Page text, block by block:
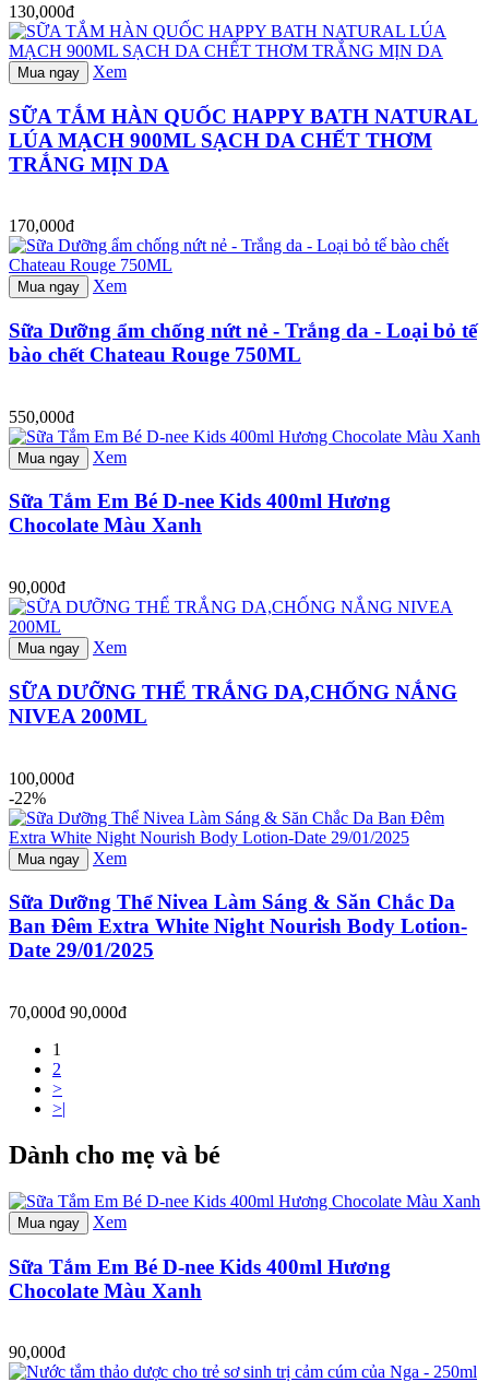
130,000đ
Mua ngay Xem
SỮA TẮM HÀN QUỐC HAPPY BATH NATURAL
LÚA MẠCH 900ML SẠCH DA CHẾT THƠM
TRẮNG MỊN DA
170,000đ
Mua ngay Xem
Sữa Dưỡng ẩm chống nứt nẻ - Trắng da - Loại bỏ tế
bào chết Chateau Rouge 750ML
550,000đ
Mua ngay Xem
Sữa Tắm Em Bé D-nee Kids 400ml Hương
Chocolate Màu Xanh
90,000đ
Mua ngay Xem
SỮA DƯỠNG THỂ TRẮNG DA,CHỐNG NẮNG
NIVEA 200ML
100,000đ
-22%
Mua ngay Xem
Sữa Dưỡng Thể Nivea Làm Sáng & Săn Chắc Da
Ban Đêm Extra White Night Nourish Body Lotion-
Date 29/01/2025
70,000đ 90,000đ
1
2
>
>|
Dành cho mẹ và bé
Mua ngay Xem
Sữa Tắm Em Bé D-nee Kids 400ml Hương
Chocolate Màu Xanh
90,000đ